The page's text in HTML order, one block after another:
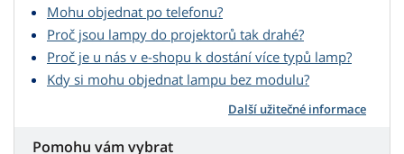
Mohu objednat po telefonu?
Proč jsou lampy do projektorů tak drahé?
Proč je u nás v e-shopu k dostání více typů lamp?
Kdy si mohu objednat lampu bez modulu?
Další užitečné informace
Pomohu vám vybrat